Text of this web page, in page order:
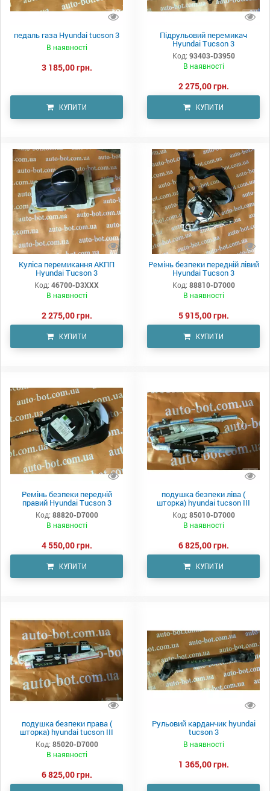
педаль газа Hyundai tucson 3
В наявності
3 185,00 грн.
КУПИТИ
Підрульовий перемикач
Hyundai Tucson 3
Код: 93403-D3950
В наявності
2 275,00 грн.
КУПИТИ
Куліса перемикання АКПП
Hyundai Tucson 3
Код: 46700-D3XXX
В наявності
2 275,00 грн.
КУПИТИ
Ремінь безпеки передній лівий
Hyundai Tucson 3
Код: 88810-D7000
В наявності
5 915,00 грн.
КУПИТИ
Ремінь безпеки передній
правий Hyundai Tucson 3
Код: 88820-D7000
В наявності
4 550,00 грн.
КУПИТИ
подушка безпеки ліва (
шторка) hyundai tucson III
Код: 85010-D7000
В наявності
6 825,00 грн.
КУПИТИ
подушка безпеки права (
шторка) hyundai tucson III
Код: 85020-D7000
В наявності
6 825,00 грн.
Рульовий карданчик hyundai
tucson 3
В наявності
1 365,00 грн.